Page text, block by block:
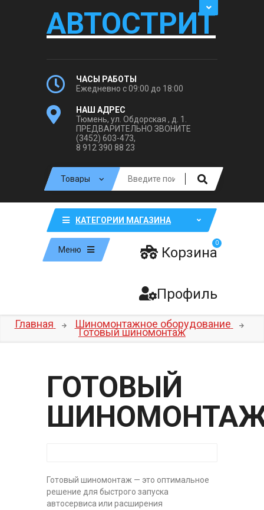
АВТОСТРИТ
ЧАСЫ РАБОТЫ
Ежедневно с 09:00 до 18:00
НАШ АДРЕС
Тюмень, ул. Обдорская , д. 1.
ПРЕДВАРИТЕЛЬНО ЗВОНИТЕ
(3452) 603-473,
8 912 390 88 23
КАТЕГОРИИ МАГАЗИНА
Меню Корзина
0
Профиль
Главная Шиномонтажное оборудование
Готовый шиномонтаж
ГОТОВЫЙ
Готовый шиномонтаж — это оптимальное
решение для быстрого запуска
автосервиса или расширения